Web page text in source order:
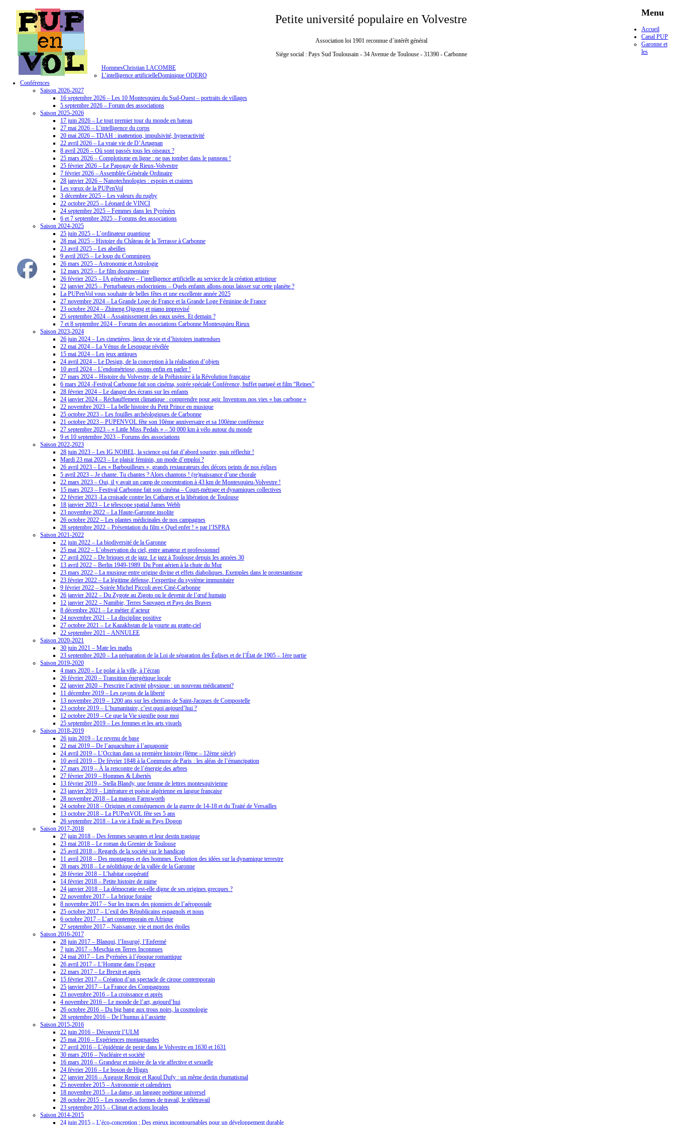
Petite université populaire en Volvestre
Association loi 1901 reconnue d´intérêt général
Siège social : Pays Sud Toulousain - 34 Avenue de Toulouse - 31390 - Carbonne
Menu
Accueil
Canal PUP
Garonne et
les
HommesChristian LACOMBE
L’intelligence artificielleDominique ODERO
Conférences
Saison 2026-2027
16 septembre 2026 – Les 10 Montesquieu du Sud-Ouest – portraits de villages
5 septembre 2026 – Forum des associations
Saison 2025-2026
17 juin 2026 – Le tout premier tour du monde en bateau
27 mai 2026 – L’intelligence du corps
20 mai 2026 – TDAH : inattention, impulsivité, hyperactivité
22 avril 2026 – La vraie vie de D’Artagnan
8 avril 2026 – Où sont passés tous les oiseaux ?
25 mars 2026 – Complotisme en ligne : ne pas tomber dans le panneau !
25 février 2026 – Le Papogay de Rieux-Volvestre
7 février 2026 – Assemblée Générale Ordinaire
28 janvier 2026 – Nanotechnologies : espoirs et craintes
Les vœux de la PUPenVol
3 décembre 2025 – Les valeurs du rugby
22 octobre 2025 – Léonard de VINCI
24 septembre 2025 – Femmes dans les Pyrénées
6 et 7 septembre 2025 – Forums des associations
Saison 2024-2025
25 juin 2025 – L’ordinateur quantique
28 mai 2025 – Histoire du Château de la Terrasse à Carbonne
23 avril 2025 – Les abeilles
9 avril 2025 – Le loup du Comminges
26 mars 2025 – Astronomie et Astrologie
12 mars 2025 – Le film documentaire
26 février 2025 – IA générative – l’intelligence artificielle au service de la création artistique
22 janvier 2025 – Perturbateurs endocriniens – Quels enfants allons-nous laisser sur cette planète ?
La PUPenVol vous souhaite de belles fêtes et une excellente année 2025
27 novembre 2024 – La Grande Loge de France et la Grande Loge Féminine de France
23 octobre 2024 – Zhineng Qigong et piano improvisé
25 septembre 2024 – Assainissement des eaux usées. Et demain ?
7 et 8 septembre 2024 – Forums des associations Carbonne Montesquieu Rieux
Saison 2023-2024
26 juin 2024 – Les cimetières, lieux de vie et d’histoires inattendues
22 mai 2024 – La Vénus de Lespugue révélée
15 mai 2024 – Les jeux antiques
24 avril 2024 – Le Design, de la conception à la réalisation d’objets
10 avril 2024 – L’endométriose, osons enfin en parler !
27 mars 2024 – Histoire du Volvestre, de la Préhistoire à la Révolution française
6 mars 2024 -Festival Carbonne fait son cinéma, soirée spéciale Conférence, buffet partagé et film “Reines”
28 février 2024 – Le danger des écrans sur les enfants
24 janvier 2024 – Réchauffement climatique : comprendre pour agir. Inventons nos vies « bas carbone »
22 novembre 2023 – La belle histoire du Petit Prince en musique
25 octobre 2023 – Les fouilles archéologiques de Carbonne
21 octobre 2023 – PUPENVOL fête son 10ème anniversaire et sa 100ème conférence
27 septembre 2023 – « Little Miss Pedals » – 50 000 km à vélo autour du monde
9 et 10 septembre 2023 – Forums des associations
Saison 2022-2023
28 juin 2023 – Les IG NOBEL, la science qui fait d’abord sourire, puis réflechir !
Mardi 23 mai 2023 – Le plaisir féminin, un mode d’emploi ?
26 avril 2023 – Les « Barbouilleurs », grands restaurateurs des décors peints de nos églises
5 avril 2023 – Je chante. Tu chantes ? Alors chantons ! (re)naissance d’une chorale
22 mars 2023 – Oui, il y avait un camp de concentration à 43 km de Montesquieu-Volvestre !
15 mars 2023 – Festival Carbonne fait son cinéma – Court-métrage et dynamiques collectives
22 février 2023 -La croisade contre les Cathares et la libération de Toulouse
18 janvier 2023 – Le télescope spatial James Webb
23 novembre 2022 – La Haute-Garonne insolite
26 octobre 2022 – Les plantes médicinales de nos campagnes
28 septembre 2022 – Présentation du film « Quel enfer ! » par l’ISPRA
Saison 2021-2022
22 juin 2022 – La biodiversité de la Garonne
25 mai 2022 – L’observation du ciel, entre amateur et professionnel
27 avril 2022 – De briques et de jazz. Le jazz à Toulouse depuis les années 30
13 avril 2022 – Berlin 1949-1989. Du Pont aérien à la chute du Mur
23 mars 2022 – La musique entre origine divine et effets diaboliques. Exemples dans le protestantisme
23 février 2022 – La légitime défense, l’expertise du système immunitaire
9 février 2022 – Soirée Michel Piccoli avec Ciné-Carbonne
26 janvier 2022 – Du Zygote au Zigoto ou le devenir de l’œuf humain
12 janvier 2022 – Namibie, Terres Sauvages et Pays des Braves
8 décembre 2021 – Le métier d’acteur
24 novembre 2021 – La discipline positive
27 octobre 2021 – Le Kazakhstan de la yourte au gratte-ciel
22 septembre 2021 – ANNULEE
Saison 2020-2021
30 juin 2021 – Mate les maths
23 septembre 2020 – La préparation de la Loi de séparation des Églises et de l’État de 1905 – 1ère partie
Saison 2019-2020
4 mars 2020 – Le polar à la ville, à l’écran
26 février 2020 – Transition énergétique locale
22 janvier 2020 – Prescrire l’activité physique : un nouveau médicament?
11 décembre 2019 – Les rayons de la liberté
13 novembre 2019 – 1200 ans sur les chemins de Saint-Jacques de Compostelle
23 octobre 2019 – L’humanitaire, c’est quoi aujourd’hui ?
12 octobre 2019 – Ce que la Vie signifie pour moi
25 septembre 2019 – Les femmes et les arts visuels
Saison 2018-2019
26 juin 2019 – Le revenu de base
22 mai 2019 – De l’aquaculture à l’aquaponie
24 avril 2019 – L’Occitan dans sa première histoire (8ème – 12ème siècle)
10 avril 2019 – De février 1848 à la Commune de Paris : les aléas de l’émancipation
27 mars 2019 – À la rencontre de l’énergie des arbres
27 février 2019 – Hommes & Libertés
13 février 2019 – Stella Blandy, une femme de lettres montesquivienne
23 janvier 2019 – Littérature et poésie algérienne en langue française
28 novembre 2018 – La maison Farnsworth
24 octobre 2018 – Origines et conséquences de la guerre de 14-18 et du Traité de Versailles
13 octobre 2018 – La PUPenVOL fête ses 5 ans
26 septembre 2018 – La vie à Endé au Pays Dogon
Saison 2017-2018
27 juin 2018 – Des femmes savantes et leur destin tragique
23 mai 2018 – Le roman du Grenier de Toulouse
25 avril 2018 – Regards de la société sur le handicap
11 avril 2018 – Des montagnes et des hommes. Evolution des idées sur la dynamique terrestre
28 mars 2018 – Le néolithique de la vallée de la Garonne
28 février 2018 – L’habitat coopératif
14 février 2018 – Petite histoire de mime
24 janvier 2018 – La démocratie est-elle digne de ses origines grecques ?
22 novembre 2017 – La brique foraine
8 novembre 2017 – Sur les traces des pionniers de l’aéropostale
25 octobre 2017 – L’exil des Républicains espagnols et nous
6 octobre 2017 – L’art contemporain en Afrique
27 septembre 2017 – Naissance, vie et mort des étoiles
Saison 2016-2017
28 juin 2017 – Blanqui, l’Insurgé, l’Enfermé
7 juin 2017 – Meschia en Terres Inconnues
24 mai 2017 – Les Pyrénées à l’époque romantique
26 avril 2017 – L’Homme dans l’espace
22 mars 2017 – Le Brexit et après
15 février 2017 – Création d’un spectacle de cirque contemporain
25 janvier 2017 – La France des Compagnons
23 novembre 2016 – La croissance et après
4 novembre 2016 – Le monde de l’art, aujourd’hui
26 octobre 2016 – Du big bang aux trous noirs, la cosmologie
28 septembre 2016 – De l’humus à l’assiette
Saison 2015-2016
22 juin 2016 – Découvrir l’ULM
25 mai 2016 – Expériences montagnardes
27 avril 2016 – L’épidémie de peste dans le Volvestre en 1630 et 1631
30 mars 2016 – Nucléaire et société
16 mars 2016 – Grandeur et misère de la vie affective et sexuelle
24 février 2016 – Le boson de Higgs
27 janvier 2016 – Auguste Renoir et Raoul Dufy : un même destin rhumatismal
25 novembre 2015 – Astronomie et calendriers
18 novembre 2015 – La danse, un langage poétique universel
28 octobre 2015 – Les nouvelles formes de travail, le télétravail
23 septembre 2015 – Climat et actions locales
Saison 2014-2015
24 juin 2015 – L’éco-conception : Des enjeux incontournables pour un développement durable